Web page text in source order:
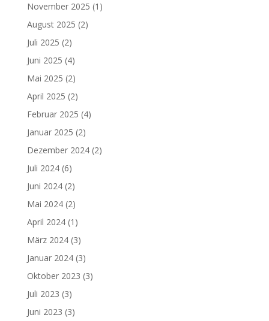
November 2025 (1)
August 2025 (2)
Juli 2025 (2)
Juni 2025 (4)
Mai 2025 (2)
April 2025 (2)
Februar 2025 (4)
Januar 2025 (2)
Dezember 2024(2)
Juli 2024(6)
Juni 2024(2)
Mai 2024(2)
April 2024(1)
März 2024(3)
Januar 2024(3)
Oktober 2023 (3)
Juli 2023 (3)
Juni 2023 (3)